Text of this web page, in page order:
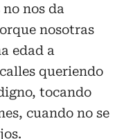
nos da
nosotras
edad a
queriendo
tocando
cuando no se